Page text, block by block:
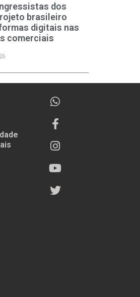
dos
brasileiro
digitais nas
comerciais